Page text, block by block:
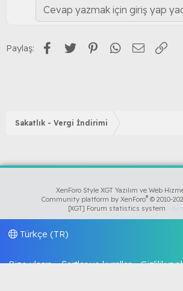
Cevap yazmak için giriş yap
Paylaş: Facebook
Twitter PinterestWhatsApp
E-posta
Sakatlık - Vergi İndirimi
XenForo Style XGT Yazılım ve Web
Community platform by XenForo® © 2010-
[XGT] Forum statistics system -
Türkçe (TR)
Bize ulaşın Şartlar ve kurallar Gizlilik